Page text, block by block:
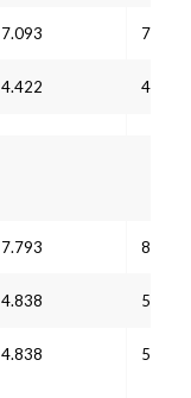
7.093 7.738
4.422 4.824
7.793 8.501
4.838 5.278
4.838 5.278